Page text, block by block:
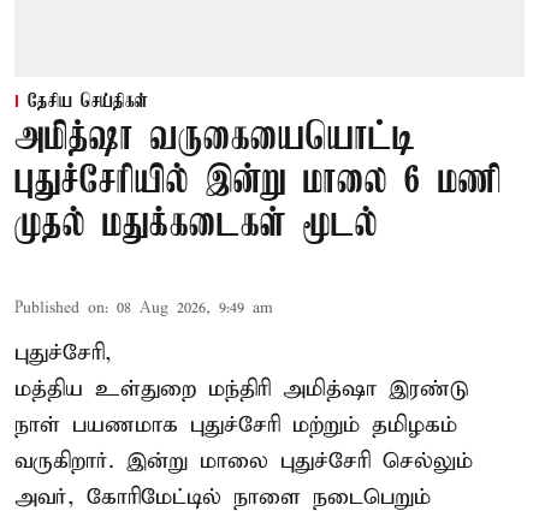
தேசிய செய்திகள்
அமித்ஷா வருகையையொட்டி
புதுச்சேரியில் இன்று மாலை 6 மணி
முதல் மதுக்கடைகள் மூடல்
Published on: 08 Aug 2026, 9:49 am
புதுச்சேரி,
மத்திய உள்துறை மந்திரி அமித்ஷா இரண்டு
நாள் பயணமாக புதுச்சேரி மற்றும் தமிழகம்
வருகிறார். இன்று மாலை புதுச்சேரி செல்லும்
அவர், கோரிமேட்டில் நாளை நடைபெறும்